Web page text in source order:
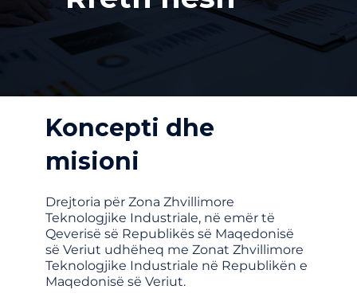
Koncepti dhe
misioni
Drejtoria për Zona Zhvillimore
Teknologjike Industriale, në emër të
Qeverisë së Republikës së Maqedonisë
së Veriut udhëheq me Zonat Zhvillimore
Teknologjike Industriale në Republikën e
Maqedonisë së Veriut.